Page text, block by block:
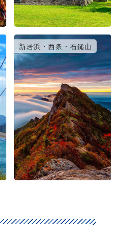
新居浜・西条・石鎚山